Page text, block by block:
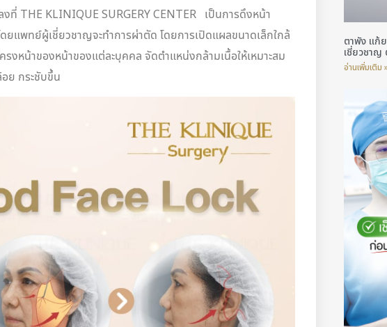
ที่ THE KLINIQUE SURGERY CENTER เป็นการดึงหน้า
แพทย์ผู้เชี่ยวชาญจะทำการผ่าตัด โดยการเปิดแผลขนาดเล็กใกล้
หน้าของหน้าของแต่ละบุคคล จัดตำแหน่งกล้ามเนื้อให้เหมาะสม
ย กระชับขึ้น
ตาพัง แก้
เชี่ยวชา
อ่านเพิ่มเติม